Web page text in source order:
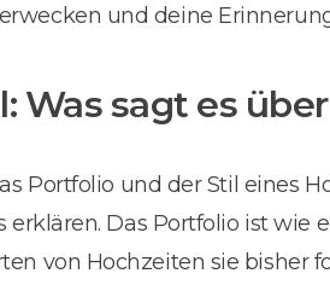
und deine
Was sagt es
Portfolio und der Stil eines
erklären. Das Portfolio ist wie
von Hochzeiten sie bisher